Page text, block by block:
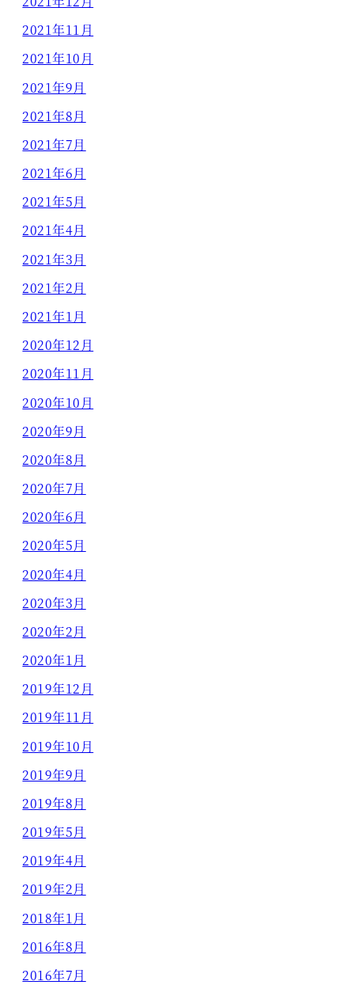
2021年11月
2021年10月
2021年9月
2021年8月
2021年7月
2021年6月
2021年5月
2021年4月
2021年3月
2021年2月
2021年1月
2020年12月
2020年11月
2020年10月
2020年9月
2020年8月
2020年7月
2020年6月
2020年5月
2020年4月
2020年3月
2020年2月
2020年1月
2019年12月
2019年11月
2019年10月
2019年9月
2019年8月
2019年5月
2019年4月
2019年2月
2018年1月
2016年8月
2016年7月